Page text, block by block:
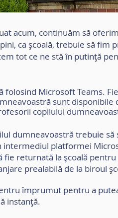
acum, continuăm să
ca școală, trebuie să fim
tot ce ne stă în putință
Microsoft Teams.
sunt disponibile
copilului
dumneavoastră trebuie
platformei
returnată la școală
prealabilă de la biroul
împrumut pentru a
instanță.